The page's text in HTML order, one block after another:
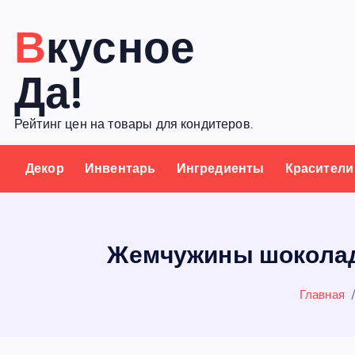
с
Вкусное
Да!
Рейтинг цен на товары для кондитеров.
Декор Инвентарь Ингредиенты Красители
Жемчужины
Главная